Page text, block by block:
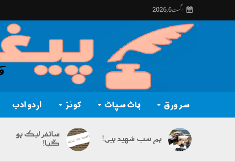
اگست 6, 2026
سر ورق ہاٹ سپاٹ کوئز اردو ادب
ہم سب شہید ہیں!
سائفر لیک ہو
گیا!